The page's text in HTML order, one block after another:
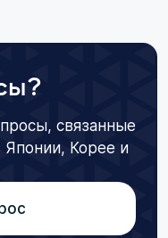
связанные
Японии, Корее и